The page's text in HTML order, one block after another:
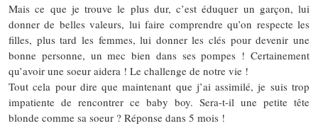
Mais ce que je trouve le plus dur, c’est éduquer un garçon, lui
donner de belles valeurs, lui faire comprendre qu’on respecte les
filles, plus tard les femmes, lui donner les clés pour devenir une
bonne personne, un mec bien dans ses pompes ! Certainement
qu’avoir une soeur aidera ! Le challenge de notre vie !
Tout cela pour dire que maintenant que j’ai assimilé, je suis trop
impatiente de rencontrer ce baby boy. Sera-t-il une petite tête
blonde comme sa soeur ? Réponse dans 5 mois !